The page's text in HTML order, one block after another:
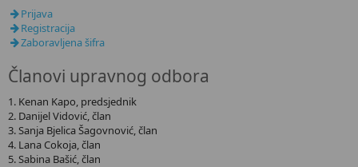
Prijava
Registracija
Zaboravljena šifra
Članovi upravnog odbora
1. Kenan Kapo, predsjednik
2. Danijel Vidović, član
3. Sanja Bjelica Šagovnović, član
4. Lana Cokoja, član
5. Sabina Bašić, član